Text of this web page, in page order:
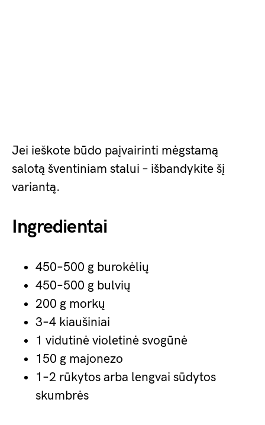
Jei ieškote būdo paįvairinti mėgstamą
salotą šventiniam stalui – išbandykite šį
variantą.
Ingredientai
450–500 g burokėlių
450–500 g bulvių
200 g morkų
3–4 kiaušiniai
1 vidutinė violetinė svogūnė
150 g majonezo
1–2 rūkytos arba lengvai sūdytos
skumbrės